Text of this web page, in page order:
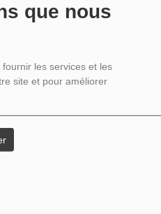
que nous
les services et les
site et pour améliorer